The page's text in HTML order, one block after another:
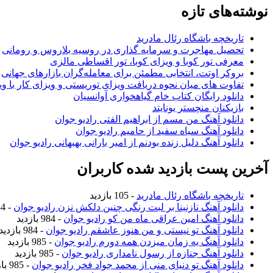
نوشته‌های تازه
تاریخچه باشگاه رئال مادرید
تحصیل مهاجرت و سرمایه گذاری در روسیه بلاروس و رومانی
معرفی تور کوبا و ویزای کوبا، تور اقساطی مالزی
بروکر اوتت، انتخابی مطمئن برای معامله‌گران بازارهای جهانی
تفاوت های میان نحوه دریافت ویزای توریستی و ویزای کار با
دانلود رایگان کتاب خام گیاهخواری آوانسیان
بازیکنان منچستر یونایتد
دانلود آهنگ من مسم از ابراهیم الفتی رادیو جوان
دانلود آهنگ سیاه سفید از حامیم رادیو جوان
دانلود آهنگ دلیل زنده بودنم از امیر بارانی بهبهانی رادیو جوان
آخرین پست بازدید شده کاربران
تاریخچه باشگاه رئال مادرید - 105 بازدید
دانلود آهنگ نازنینا بر لبت رنگی چنین دلکش نزن رادیو جوان - 984 بازدید
دانلود آهنگ امین عراقی ماه من کو رادیو جوان - 984 بازدید
دانلود آهنگ تو نیستی و من هنوز عاشقم رادیو جوان - 984 بازدید
دانلود آهنگ یه زمان میزدن همه دورم رادیو جوان - 985 بازدید
دانلود آهنگ جنازه از رسول نامداری رادیو جوان - 985 بازدید
دانلود آهنگ تو دنیای منی از محمد جواد فخر رادیو جوان - 985 بازدید